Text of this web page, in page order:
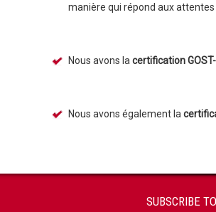
manière qui répond aux
Nous avons la certification
Nous avons également la
SUBSCRIBE